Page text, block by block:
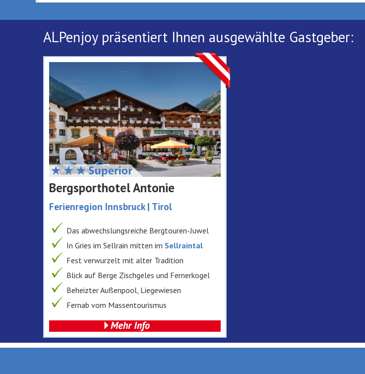
ALPenjoy präsentiert Ihnen ausgewählte Gastgeber:
Bergsporthotel Antonie
Ferienregion Innsbruck | Tirol
Das abwechslungsreiche Bergtouren-Juwel
In Gries im Sellrain mitten im Sellraintal
Fest verwurzelt mit alter Tradition
Blick auf Berge Zischgeles und Fernerkogel
Beheizter Außenpool, Liegewiesen
Fernab vom Massentourismus
42 Zimmer & Appartements für bis zu 4
Personen
Moderne Sauna- und Fitnesslandschaft